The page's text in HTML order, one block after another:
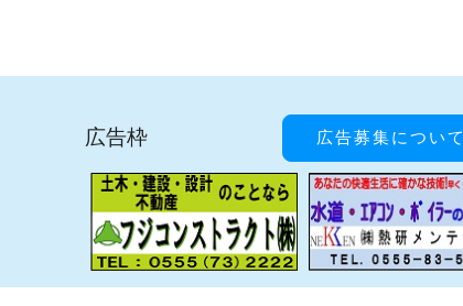
広告枠 広告募集について